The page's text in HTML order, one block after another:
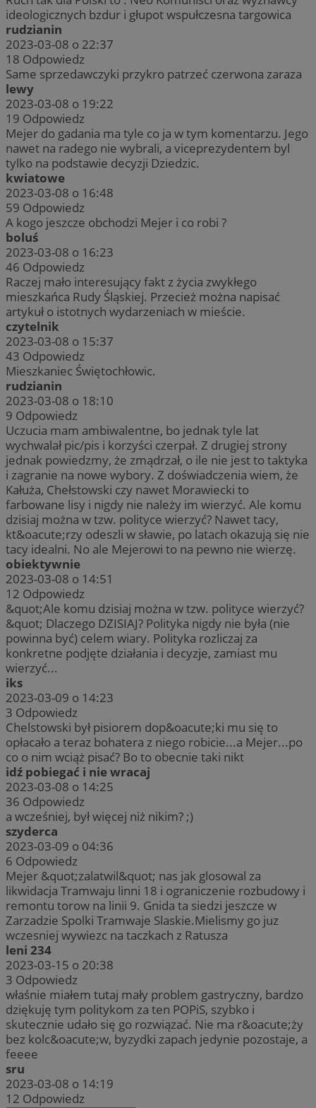
ideologicznych bzdur i głupot wspułczesna targowica
rudzianin
2023-03-08 o 22:37
18 Odpowiedz
Same sprzedawczyki przykro patrzeć czerwona zaraza
lewy
2023-03-08 o 19:22
19 Odpowiedz
Mejer do gadania ma tyle co ja w tym komentarzu. Jego
nawet na radego nie wybrali, a viceprezydentem byl
tylko na podstawie decyzji Dziedzic.
kwiatowe
2023-03-08 o 16:48
59 Odpowiedz
A kogo jeszcze obchodzi Mejer i co robi ?
boluś
2023-03-08 o 16:23
46 Odpowiedz
Raczej mało interesujący fakt z życia zwykłego
mieszkańca Rudy Śląskiej. Przecież można napisać
artykuł o istotnych wydarzeniach w mieście.
czytelnik
2023-03-08 o 15:37
43 Odpowiedz
Mieszkaniec Świętochłowic.
rudzianin
2023-03-08 o 18:10
9 Odpowiedz
Uczucia mam ambiwalentne, bo jednak tyle lat
wychwalał pic/pis i korzyści czerpał. Z drugiej strony
jednak powiedzmy, że zmądrzał, o ile nie jest to taktyka
i zagranie na nowe wybory. Z doświadczenia wiem, że
Kałuża, Chełstowski czy nawet Morawiecki to
farbowane lisy i nigdy nie należy im wierzyć. Ale komu
dzisiaj można w tzw. polityce wierzyć? Nawet tacy,
kt&oacute;rzy odeszli w sławie, po latach okazują się nie
tacy idealni. No ale Mejerowi to na pewno nie wierzę.
obiektywnie
2023-03-08 o 14:51
12 Odpowiedz
&quot;Ale komu dzisiaj można w tzw. polityce wierzyć?
&quot; Dlaczego DZISIAJ? Polityka nigdy nie była (nie
powinna być) celem wiary. Polityka rozliczaj za
konkretne podjęte działania i decyzje, zamiast mu
wierzyć...
iks
2023-03-09 o 14:23
3 Odpowiedz
Chelstowski był pisiorem dop&oacute;ki mu się to
opłacało a teraz bohatera z niego robicie...a Mejer...po
co o nim wciąż pisać? Bo to obecnie taki nikt
idź pobiegać i nie wracaj
2023-03-08 o 14:25
36 Odpowiedz
a wcześniej, był więcej niż nikim? ;)
szyderca
2023-03-09 o 04:36
6 Odpowiedz
Mejer &quot;zalatwil&quot; nas jak glosowal za
likwidacja Tramwaju linni 18 i ograniczenie rozbudowy i
remontu torow na linii 9. Gnida ta siedzi jeszcze w
Zarzadzie Spolki Tramwaje Slaskie.Mielismy go juz
wczesniej wywiezc na taczkach z Ratusza
leni 234
2023-03-15 o 20:38
3 Odpowiedz
właśnie miałem tutaj mały problem gastryczny, bardzo
dziękuję tym politykom za ten POPiS, szybko i
skutecznie udało się go rozwiązać. Nie ma r&oacute;ży
bez kolc&oacute;w, byzydki zapach jedynie pozostaje, a
feeee
sru
2023-03-08 o 14:19
12 Odpowiedz